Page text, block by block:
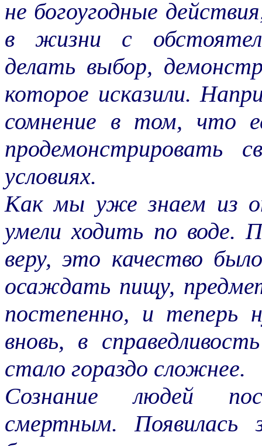
не богоугодные
в жизни с
делать выбор,
которое исказили.
сомнение в том, что
продемонстрировать
условиях.
Как мы уже знаем из
умели ходить по воде.
веру, это качество
осаждать пищу,
постепенно, и теперь
вновь, в
стало гораздо сложнее.
Сознание людей
смертным. Появилась